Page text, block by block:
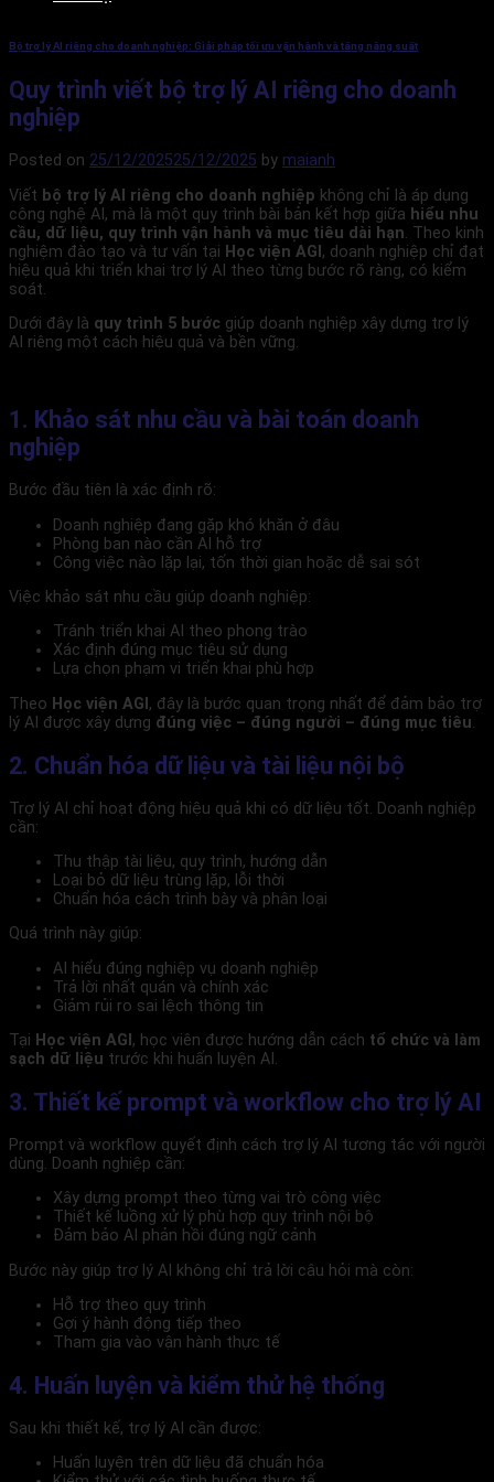
Bộ trợ lý AI riêng cho doanh nghiệp: Giải pháp tối ưu vận hành và tăng năng suất
Quy trình viết bộ trợ lý AI riêng cho doanh
nghiệp
Posted on 25/12/202525/12/2025 by maianh
Viết bộ trợ lý AI riêng cho doanh nghiệp không chỉ là áp dụng
công nghệ AI, mà là một quy trình bài bản kết hợp giữa hiểu nhu
cầu, dữ liệu, quy trình vận hành và mục tiêu dài hạn. Theo kinh
nghiệm đào tạo và tư vấn tại Học viện AGI , doanh nghiệp chỉ đạt
hiệu quả khi triển khai trợ lý AI theo từng bước rõ ràng, có kiểm
soát.
Dưới đây là quy trình 5 bước giúp doanh nghiệp xây dựng trợ lý
AI riêng một cách hiệu quả và bền vững.
1. Khảo sát nhu cầu và bài toán doanh
nghiệp
Bước đầu tiên là xác định rõ:
Doanh nghiệp đang gặp khó khăn ở đâu
Phòng ban nào cần AI hỗ trợ
Công việc nào lặp lại, tốn thời gian hoặc dễ sai sót
Việc khảo sát nhu cầu giúp doanh nghiệp:
Tránh triển khai AI theo phong trào
Xác định đúng mục tiêu sử dụng
Lựa chọn phạm vi triển khai phù hợp
Theo Học viện AGI , đây là bước quan trọng nhất để đảm bảo trợ
lý AI được xây dựng đúng việc – đúng người – đúng mục tiêu.
2. Chuẩn hóa dữ liệu và tài liệu nội bộ
Trợ lý AI chỉ hoạt động hiệu quả khi có dữ liệu tốt. Doanh nghiệp
cần:
Thu thập tài liệu, quy trình, hướng dẫn
Loại bỏ dữ liệu trùng lặp, lỗi thời
Chuẩn hóa cách trình bày và phân loại
Quá trình này giúp:
AI hiểu đúng nghiệp vụ doanh nghiệp
Trả lời nhất quán và chính xác
Giảm rủi ro sai lệch thông tin
Tại Học viện AGI , học viên được hướng dẫn cách tổ chức và làm
sạch dữ liệu trước khi huấn luyện AI.
3. Thiết kế prompt và workflow cho trợ lý AI
Prompt và workflow quyết định cách trợ lý AI tương tác với người
dùng. Doanh nghiệp cần:
Xây dựng prompt theo từng vai trò công việc
Thiết kế luồng xử lý phù hợp quy trình nội bộ
Đảm bảo AI phản hồi đúng ngữ cảnh
Bước này giúp trợ lý AI không chỉ trả lời câu hỏi mà còn:
Hỗ trợ theo quy trình
Gợi ý hành động tiếp theo
Tham gia vào vận hành thực tế
4. Huấn luyện và kiểm thử hệ thống
Sau khi thiết kế, trợ lý AI cần được:
Huấn luyện trên dữ liệu đã chuẩn hóa